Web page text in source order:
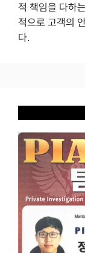
적 책임을 다하
적으로 고객의
다.